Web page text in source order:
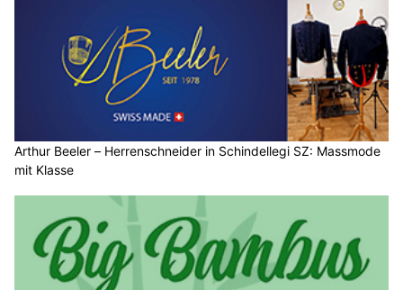
Arthur Beeler – Herrenschneider in Schindellegi SZ: Massmode
mit Klasse